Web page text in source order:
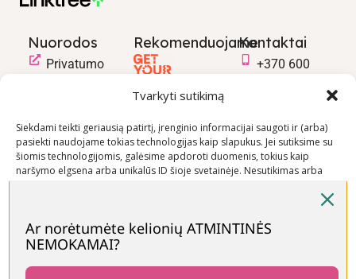
Tvarkyti sutikimą
Siekdami teikti geriausią patirtį, įrenginio informacijai saugoti ir (arba)
pasiekti naudojame tokias technologijas kaip slapukus. Jei sutiksime su
šiomis technologijomis, galėsime apdoroti duomenis, tokius kaip
naršymo elgsena arba unikalūs ID šioje svetainėje. Nesutikimas arba
Nuorodos
Privatumo
pirkimo –
pardavimo
taisyklės
sąlygos
RekomenduojameKontaktai
+370 600
Ar norėtumėte kelionių ATMINTINĖS
NEMOKAMAI?